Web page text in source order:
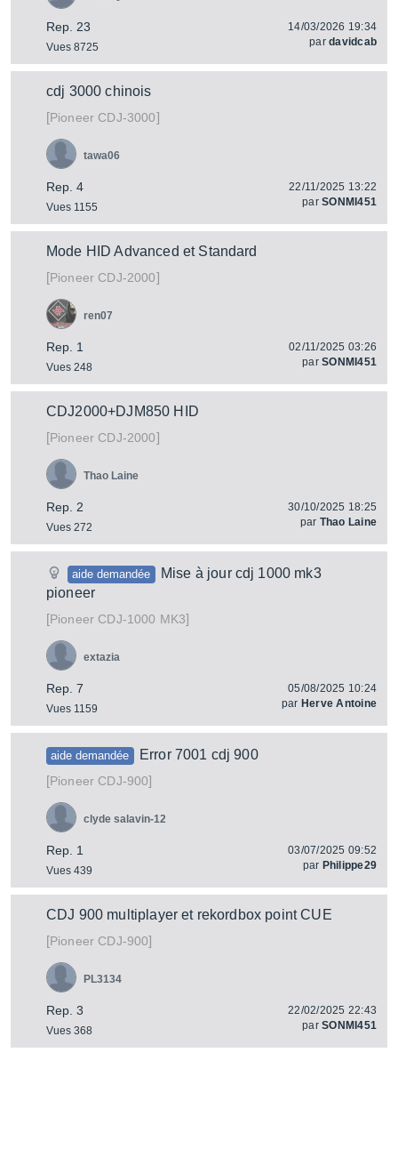
Rep. 23
Vues 8725
14/03/2026 19:34
pardavidcab
cdj 3000 chinois
[Pioneer CDJ-3000]
Rep. 4
Vues 1155
tawa06
22/11/2025 13:22
parSONMI451
Mode HID Advanced et Standard
[Pioneer CDJ-2000]
Rep. 1
Vues 248
ren07
02/11/2025 03:26
parSONMI451
CDJ2000+DJM850 HID
[Pioneer CDJ-2000]
Rep. 2
Vues 272
Thao Laine
30/10/2025 18:25
par Thao Laine
aide demandée
Mise à jour cdj 1000 mk3
pioneer
[Pioneer CDJ-1000 MK3]
Rep. 7
Vues 1159
extazia
05/08/2025 10:24
par Herve Antoine
aide demandée
Error 7001 cdj 900
[Pioneer CDJ-900]
Rep. 1
Vues 439
clyde salavin-12
03/07/2025 09:52
par Philippe29
CDJ 900 multiplayer et rekordbox point CUE
[Pioneer CDJ-900]
Rep. 3
Vues 368
PL3134
22/02/2025 22:43
parSONMI451